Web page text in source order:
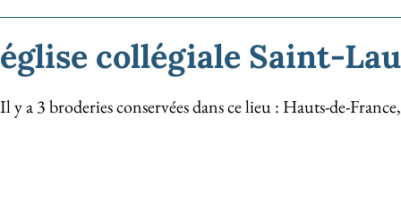
église collégiale Saint-
Il y a 3 broderies conservées dans ce lieu : Hauts-de-